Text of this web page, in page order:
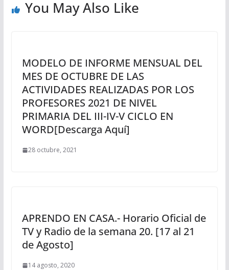
You May Also Like
MODELO DE INFORME MENSUAL DEL
MES DE OCTUBRE DE LAS
ACTIVIDADES REALIZADAS POR LOS
PROFESORES 2021 DE NIVEL
PRIMARIA DEL III-IV-V CICLO EN
WORD[Descarga Aquí]
28 octubre, 2021
APRENDO EN CASA.- Horario Oficial de
TV y Radio de la semana 20. [17 al 21
de Agosto]
14 agosto, 2020